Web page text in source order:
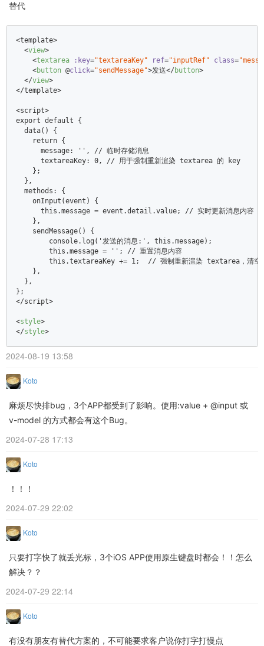
替代
<template>
<view>
<textarea :key="textareaKey" ref="inputRef" class=
<button @click="sendMessage">发送</button>
</view>
</template>
<script>
export default {
  data() {
    return {
      message: '', /
/ 临时存储消息
      textareaKey: 0, /
/ 用于强制重新渲染 textarea 的 key
    };
  },
  methods: {
    onInput(event) {
      this.message = event.detail.value; /
/ 实时更新消息内容
    },
    sendMessage() {
        console.log('发送的消息:', this.message);
        this.message = ''; /
/ 重置消息内容
        this.textareaKey += 1;  /
/ 强制重新渲染 textarea，清
    },
  },
};
</script>
<style>
</style>
2024-08-19 13:58
Koto
麻烦尽快排bug，3个APP都受到了影响。使用:value + @input 或
v-model 的方式都会有这个Bug。
2024-07-28 17:13
Koto
！！！
2024-07-29 22:02
Koto
只要打字快了就丢光标，3个iOS APP使用原生键盘时都会！！怎么
解决？？
2024-07-29 22:14
Koto
有没有朋友有替代方案的，不可能要求客户说你打字打慢点